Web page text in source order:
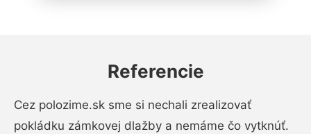
Referencie
Cez polozime.sk sme si nechali zrealizovať
pokládku zámkovej dlažby a nemáme čo vytknúť.